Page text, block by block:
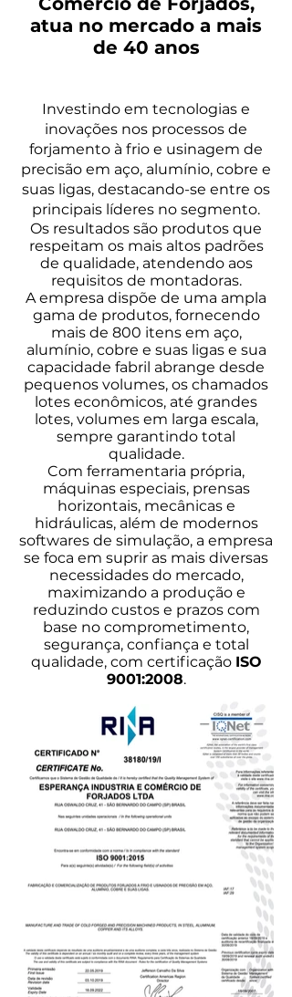
atua no mercado a mais
de 40 anos
Investindo em tecnologias e
inovações nos processos de
forjamento à frio e usinagem de
precisão em aço, alumínio, cobre e
suas ligas, destacando-se entre os
principais líderes no segmento.
Os resultados são produtos que
respeitam os mais altos padrões
de qualidade, atendendo aos
requisitos de montadoras.
A empresa dispõe de uma ampla
gama de produtos, fornecendo
mais de 800 itens em aço,
alumínio, cobre e suas ligas e sua
capacidade fabril abrange desde
pequenos volumes, os chamados
lotes econômicos, até grandes
lotes, volumes em larga escala,
sempre garantindo total
qualidade.
Com ferramentaria própria,
máquinas especiais, prensas
horizontais, mecânicas e
hidráulicas, além de modernos
softwares de simulação, a empresa
se foca em suprir as mais diversas
necessidades do mercado,
maximizando a produção e
reduzindo custos e prazos com
base no comprometimento,
segurança, confiança e total
qualidade, com certificação ISO
9001:2008.